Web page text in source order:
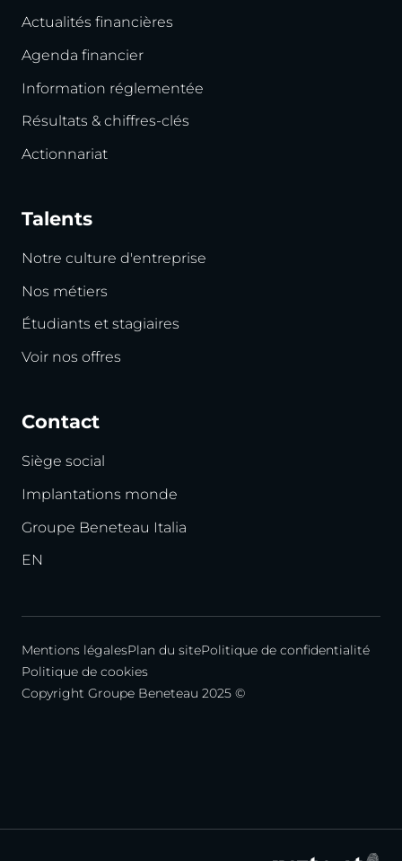
Actualités financières
Agenda financier
Information réglementée
Résultats & chiffres-clés
Actionnariat
Talents
Notre culture d'entreprise
Nos métiers
Étudiants et stagiaires
Voir nos offres
Contact
Siège social
Implantations monde
Groupe Beneteau Italia
EN
Mentions légalesPlan du sitePolitique de confidentialité
Politique de cookies
Copyright Groupe Beneteau 2025 ©